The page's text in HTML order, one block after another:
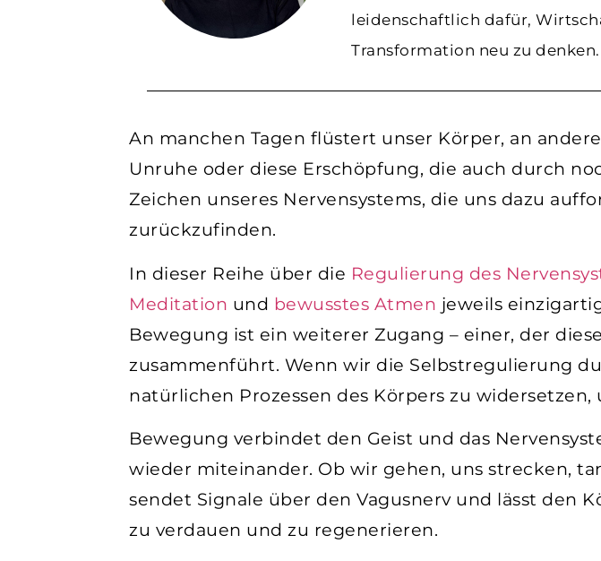
leidenschaftlich dafür,
Transformation neu zu denken.
An manchen Tagen flüstert unser Körper, an
Unruhe oder diese Erschöpfung, die auch durch
Zeichen unseres Nervensystems, die uns dazu
zurückzufinden.
In dieser Reihe über die Regulierung des
Meditation und bewusstes Atmen jeweils
Bewegung ist ein weiterer Zugang – einer, der
zusammenführt. Wenn wir die Selbstregulierung
natürlichen Prozessen des Körpers zu
Bewegung verbindet den Geist und das
wieder miteinander. Ob wir gehen, uns strecken,
sendet Signale über den Vagusnerv und lässt den
zu verdauen und zu regenerieren.